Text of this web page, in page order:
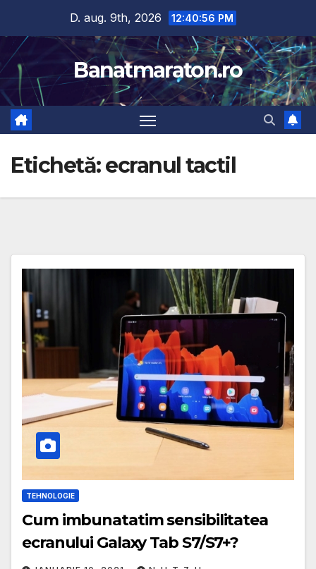
content
D. aug. 9th, 2026 12:40:57 PM
Banatmaraton.ro
Etichetă:ecranul tactil
TEHNOLOGIE
Cum imbunatatim sensibilitatea
ecranului Galaxy Tab S7/S7+?